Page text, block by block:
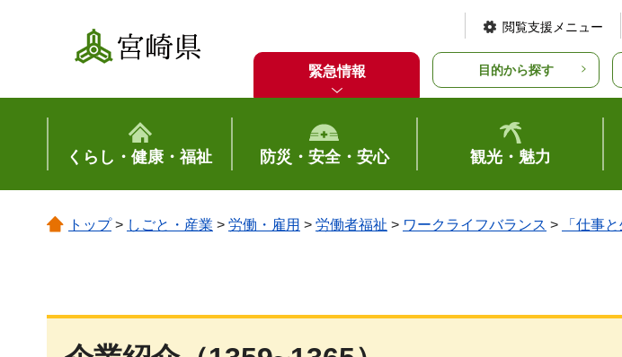
宮崎県
閲覧支援メニュー
緊急情報 目的から探す
くらし・健康・福祉 防災・安全・安心 観光・魅力
トップ> しごと・産業 > 労働・雇用 > 労働者福祉 > ワークライフバランス > 「仕事